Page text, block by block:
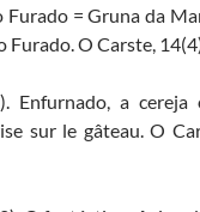
= Gruna da
Furado. O Carste,
Enfurnado, a
sur le gâteau. O